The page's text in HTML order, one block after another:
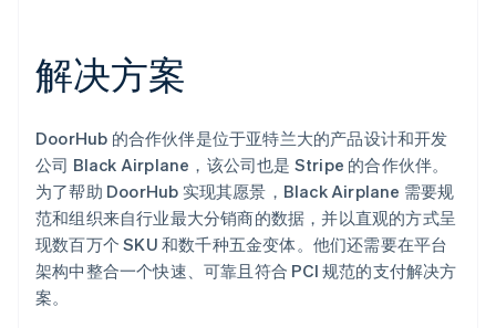
解决方案
DoorHub 的合作伙伴是位于亚特兰大的产品设计和开发
公司 Black Airplane，该公司也是 Stripe 的合作伙伴。
为了帮助 DoorHub 实现其愿景，Black Airplane 需要规
范和组织来自行业最大分销商的数据，并以直观的方式呈
现数百万个 SKU 和数千种五金变体。他们还需要在平台
架构中整合一个快速、可靠且符合 PCI 规范的支付解决方
案。